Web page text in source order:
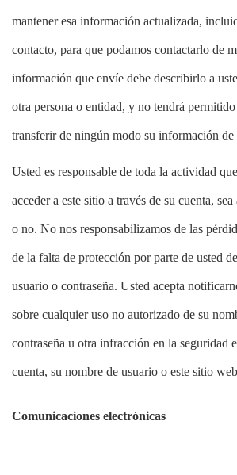
mantener esa información actualizada,
contacto, para que podamos contactarlo de
información que envíe debe describirlo a
otra persona o entidad, y no tendrá
transferir de ningún modo su información de
Usted es responsable de toda la actividad
acceder a este sitio a través de su cuenta,
o no. No nos responsabilizamos de las
de la falta de protección por parte de usted
usuario o contraseña. Usted acepta
sobre cualquier uso no autorizado de su
contraseña u otra infracción en la seguridad
cuenta, su nombre de usuario o este sitio
Comunicaciones electrónicas